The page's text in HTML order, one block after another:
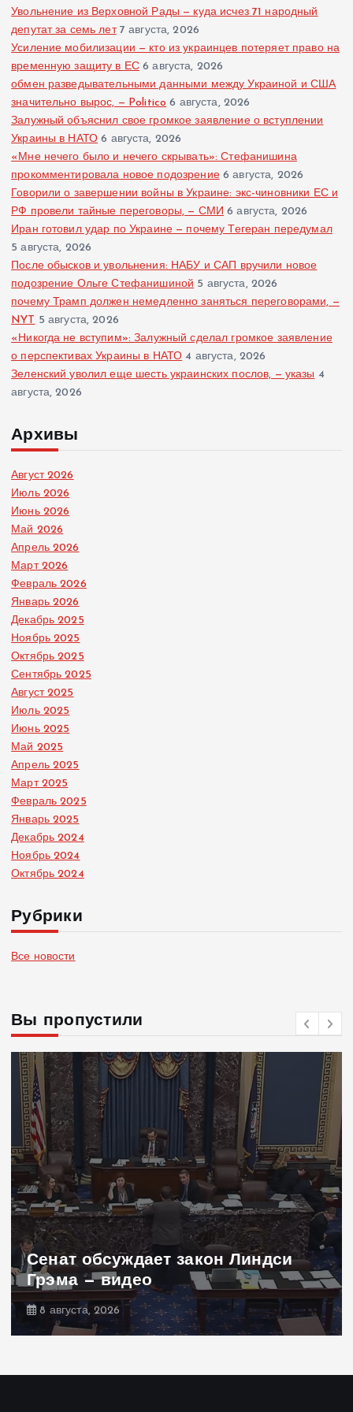
з
а
п
и
с
е
Увольнение из Верховной Рады — куда исчез 71 народный
депутат за семь лет 7 августа, 2026
Усиление мобилизации — кто из украинцев потеряет право на
временную защиту в ЕС 6 августа, 2026
обмен разведывательными данными между Украиной и США
значительно вырос, — Politico 6 августа, 2026
Залужный объяснил свое громкое заявление о вступлении
Украины в НАТО 6 августа, 2026
«Мне нечего было и нечего скрывать»: Стефанишина
прокомментировала новое подозрение 6 августа, 2026
Говорили о завершении войны в Украине: экс-чиновники ЕС и
РФ провели тайные переговоры, — СМИ 6 августа, 2026
Иран готовил удар по Украине — почему Тегеран передумал
5 августа, 2026
После обысков и увольнения: НАБУ и САП вручили новое
подозрение Ольге Стефанишиной 5 августа, 2026
почему Трамп должен немедленно заняться переговорами, —
NYT 5 августа, 2026
«Никогда не вступим»: Залужный сделал громкое заявление
о перспективах Украины в НАТО 4 августа, 2026
Зеленский уволил еще шесть украинских послов, — указы 4
августа, 2026
Архивы
Август 2026
Июль 2026
Июнь 2026
Май 2026
Апрель 2026
Март 2026
Февраль 2026
Январь 2026
Декабрь 2025
Ноябрь 2025
Октябрь 2025
Сентябрь 2025
Август 2025
Июль 2025
Июнь 2025
Май 2025
Апрель 2025
Март 2025
Февраль 2025
Январь 2025
Декабрь 2024
Ноябрь 2024
Октябрь 2024
Рубрики
Все новости
Вы пропустили
Заявление Навроцкого о
не понравилось РФ — видео
7 августа, 2026